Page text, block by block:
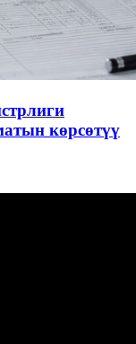
көрсөтүү